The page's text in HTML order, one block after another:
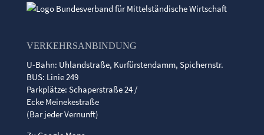
VERKEHRSANBINDUNG
U-Bahn: Uhlandstraße, Kurfürstendamm, Spichernstr.
BUS: Linie 249
Parkplätze: Schaperstraße 24 /
Ecke Meinekestraße
(Bar jeder Vernunft)